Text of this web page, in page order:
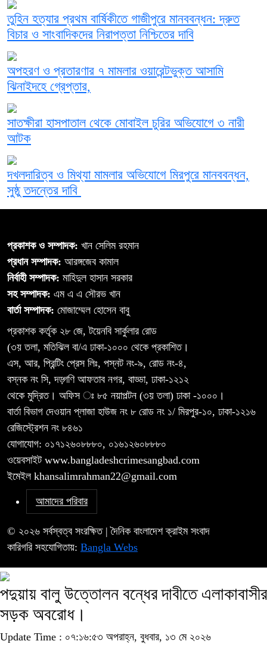
তুহিন হত্যার প্রথম বার্ষিকীতে গাজীপুরে মানববন্ধন: দ্রুত
বিচার ও সাংবাদিকদের নিরাপত্তা নিশ্চিতের দাবি
অপহরণ ও প্রতারণার ৭ মামলার ওয়ারেন্টভুক্ত আসামি
ঝিনাইদহে গ্রেপ্তার,
সাতক্ষীরা হাসপাতাল থেকে মোবাইল চুরির অভিযোগে ৩ নারী
আটক
দখলদারিত্ব ও মিথ্যা মামলার অভিযোগে মিরপুরে মানববন্ধন,
সুষ্ঠু তদন্তের দাবি
প্রকাশক ও সম্পাদক: খান সেলিম রহমান
প্রধান সম্পাদক: আরঙ্গজেব কামাল
নির্বাহী সম্পাদক: মাহিদুল হাসান সরকার
সহ সম্পাদক: এম এ এ সৌরভ খান
বার্তা সম্পাদক: মোজাম্মেল হোসেন বাবু
প্রকাশক কর্তৃক ২৮ জে, টয়েনবি সার্কুলার রোড
(৩য় তলা, মতিঝিল বা/এ ঢাকা-১০০০ থেকে প্রকাশিত।
এস, আর, প্রিন্টিং প্রেস লিঃ, পস্নট নং-৯, রোড নং-৪,
বস্নক নং সি, দড়্গণি আফতাব নগর, বাড্ডা, ঢাকা-১২১২
থেকে মুদ্রিত। অফিস ঃ ৮৫ নয়াপল্টন (৩য় তলা) ঢাকা -১০০০।
বার্তা বিভাগ দেওয়ান প্লাজা হাউজ নং ৮ রোড নং ১/ মিরপুর-১০, ঢাকা-১২১৬
রেজিস্ট্রেশন নং ৮৪৬১
যোগাযোগ: ০১৭১২৬০৮৮৮০, ০১৬১২৬০৮৮৮০
ওয়েবসাইট www.bangladeshcrimesangbad.com
ইমেইল khansalimrahman22@gmail.com
আমাদের পরিবার
© ২০২৬ সর্বস্বত্ব সংরক্ষিত | দৈনিক বাংলাদেশ ক্রাইম সংবাদ
কারিগরি সহযোগিতায়: Bangla Webs
পদুয়ায় বালু উত্তোলন বন্ধের দাবীতে এলাকাবাসীর
সড়ক অবরোধ।
Update Time : ০৭:১৬:৫৩ অপরাহ্ন, বুধবার, ১৩ মে ২০২৬